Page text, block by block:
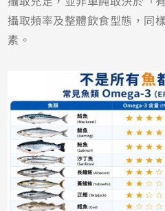
攝取頻率及整體飲食型態，同
素。